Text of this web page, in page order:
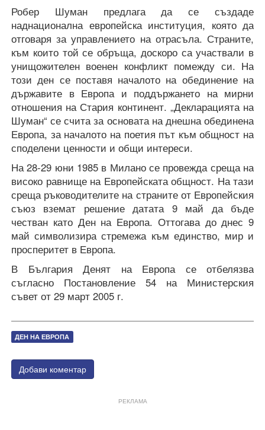
Робер Шуман предлага да се създаде
наднационална европейска институция, която да
отговаря за управлението на отрасъла. Страните,
към които той се обръща, доскоро са участвали в
унищожителен военен конфликт помежду си. На
този ден се поставя началото на обединение на
държавите в Европа и поддържането на мирни
отношения на Стария континент. „Декларацията на
Шуман“ се счита за основата на днешна обединена
Европа, за началото на поетия път към общност на
споделени ценности и общи интереси.
На 28-29 юни 1985 в Милано се провежда среща на
високо равнище на Европейската общност. На тази
среща ръководителите на страните от Европейския
съюз вземат решение датата 9 май да бъде
честван като Ден на Европа. Оттогава до днес 9
май символизира стремежа към единство, мир и
просперитет в Европа.
В България Денят на Европа се отбелязва
съгласно Постановление 54 на Министерския
съвет от 29 март 2005 г.
ДЕН НА ЕВРОПА
Добави коментар
РЕКЛАМА